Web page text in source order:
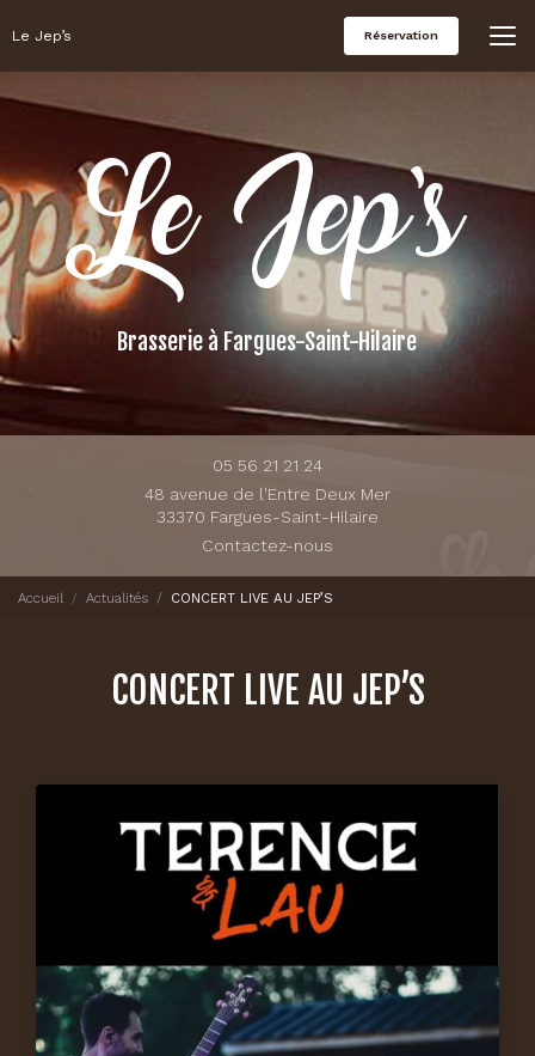
auLe Jep’s Réservation
Brasserie à Fargues-Saint-Hilaire
05 56 21 21 24
48 avenue de l'Entre Deux Mer
33370 Fargues-Saint-Hilaire
Contactez-nous
Accueil Actualités CONCERT LIVE AU JEP’S
CONCERT LIVE AU JEP’S